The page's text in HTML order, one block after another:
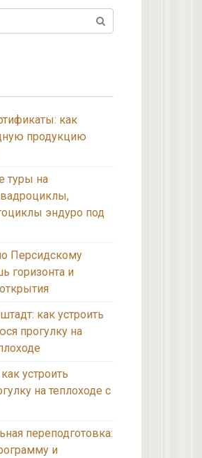
как
продукцию
туры на
эндуро под
Персидскому
горизонта и
как устроить
прогулку на
устроить
на теплоходе с
переподготовка:
и